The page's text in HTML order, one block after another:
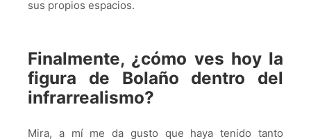
sus propios espacios.
Finalmente, ¿cómo ves hoy la
figura de Bolaño dentro del
infrarrealismo?
Mira, a mí me da gusto que haya tenido tanto